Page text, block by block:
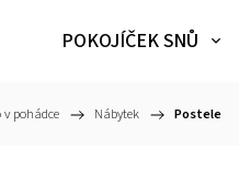
POKOJÍČEK SNŮ
v pohádce / Nábytek / Postele